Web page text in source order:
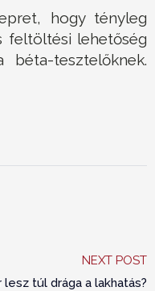
hogy tényleg
feltöltési lehetőség
tesztelőknek.
NEXT POST
lesz túl drága a lakhatás?